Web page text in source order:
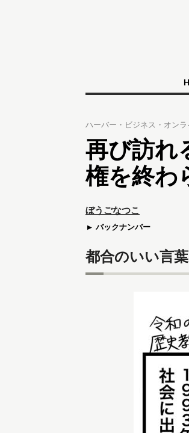
ハーバー・ビジネス・オンラ
再び訪れ
権を終わ
ぼうごなつこ
バックナンバー
都合のいい言